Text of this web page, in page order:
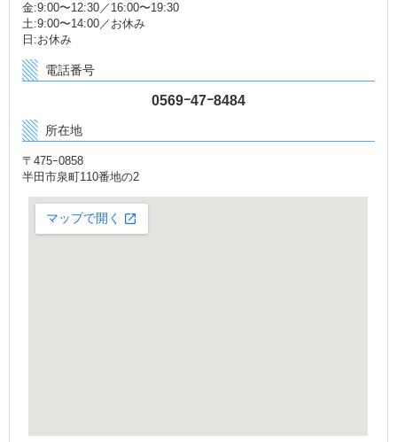
金:9:00〜12:30／16:00〜19:30
土:9:00〜14:00／お休み
日:お休み
電話番号
0569ｰ47ｰ8484
所在地
〒475ｰ0858
半田市泉町110番地の2